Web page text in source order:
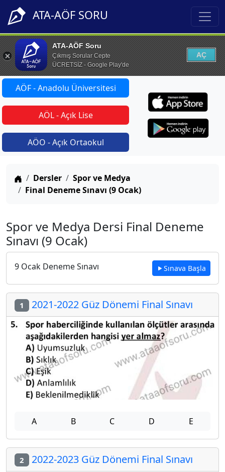
ATA-AÖF SORU
ATA-AÖF Soru
Çıkmış Sorular Cepte
ÜCRETSİZ - Google Play'de
AÇ
AÖF - Anadolu Üniversitesi
AÖL - Açık Lise
AÖO - Açık Ortaokul
Anasayfa
Dersler
Spor ve Medya
Final Deneme Sınavı (9 Ocak)
Spor ve Medya Dersi Final Deneme
Sınavı (9 Ocak)
9 Ocak Deneme Sınavı Sınava Başla
1 2021-2022 Güz Dönemi Final Sınavı
A B C D E
2 2022-2023 Güz Dönemi Final Sınavı